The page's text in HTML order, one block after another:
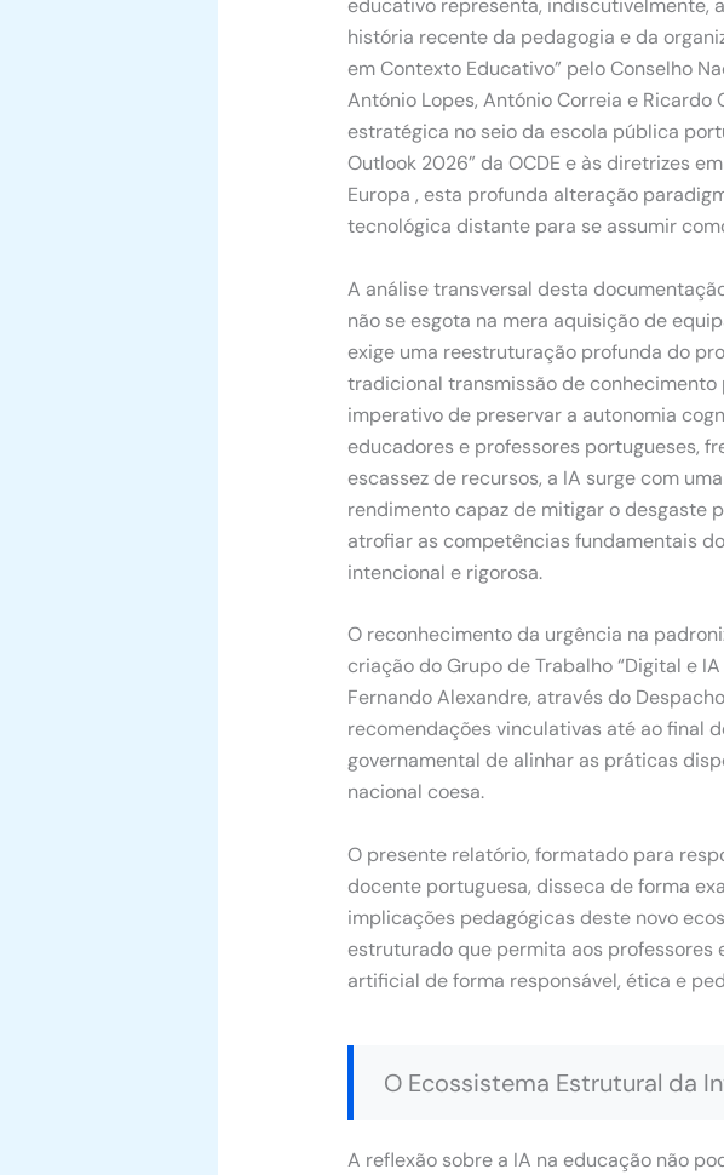
educativo representa, indiscutivelmente,
história recente da pedagogia e da
em Contexto Educativo” pelo Conselho
António Lopes, António Correia e
estratégica no seio da escola pública
Outlook 2026” da OCDE e às diretrizes
Europa , esta profunda alteração
tecnológica distante para se assumir
A análise transversal desta
não se esgota na mera aquisição de
exige uma reestruturação profunda do
tradicional transmissão de
imperativo de preservar a autonomia
educadores e professores portugueses,
escassez de recursos, a IA surge com
rendimento capaz de mitigar o desgaste
atrofiar as competências fundamentais
intencional e rigorosa.
O reconhecimento da urgência na
criação do Grupo de Trabalho “Digital e
Fernando Alexandre, através do
recomendações vinculativas até ao final
governamental de alinhar as práticas
nacional coesa.
O presente relatório, formatado para
docente portuguesa, disseca de forma
implicações pedagógicas deste novo
estruturado que permita aos
artificial de forma responsável, ética e
O Ecossistema Estrutural da
A reflexão sobre a IA na educação não